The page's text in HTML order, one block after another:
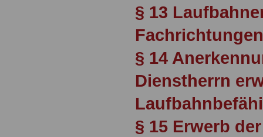
§ 13
Fachrichtungen
§ 14
Dienstherrn
§ 15 Erwerb